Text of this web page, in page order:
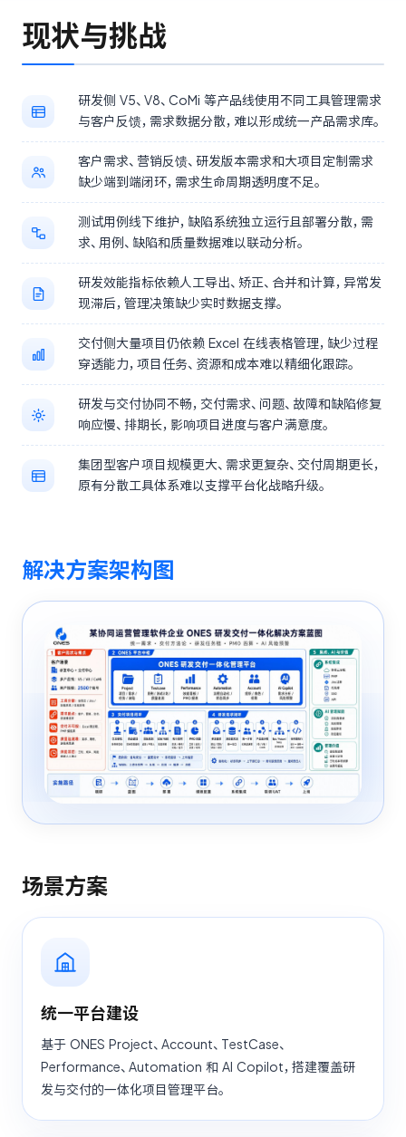
现状与挑战
研发侧 V5、V8、CoMi 等产品线使用不同工具管理需求
与客户反馈，需求数据分散，难以形成统一产品需求库。
客户需求、营销反馈、研发版本需求和大项目定制需求
缺少端到端闭环，需求生命周期透明度不足。
测试用例线下维护，缺陷系统独立运行且部署分散，需
求、用例、缺陷和质量数据难以联动分析。
研发效能指标依赖人工导出、矫正、合并和计算，异常发
现滞后，管理决策缺少实时数据支撑。
交付侧大量项目仍依赖 Excel 在线表格管理，缺少过程
穿透能力，项目任务、资源和成本难以精细化跟踪。
研发与交付协同不畅，交付需求、问题、故障和缺陷修复
响应慢、排期长，影响项目进度与客户满意度。
集团型客户项目规模更大、需求更复杂、交付周期更长，
原有分散工具体系难以支撑平台化战略升级。
解决方案架构图
场景方案
统一平台建设
基于 ONES Project、Account、TestCase、
Performance、Automation 和 AI Copilot，搭建覆盖研
发与交付的一体化项目管理平台。